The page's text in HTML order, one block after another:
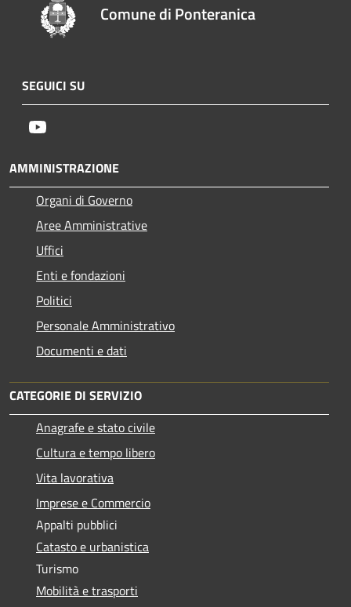
Comune di Ponteranica
SEGUICI SU
AMMINISTRAZIONE
Organi di Governo
Aree Amministrative
Uffici
Enti e fondazioni
Politici
Personale Amministrativo
Documenti e dati
CATEGORIE DI SERVIZIO
Anagrafe e stato civile
Cultura e tempo libero
Vita lavorativa
Imprese e Commercio
Appalti pubblici
Catasto e urbanistica
Turismo
Mobilità e trasporti